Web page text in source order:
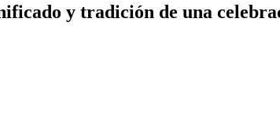
y tradición de una